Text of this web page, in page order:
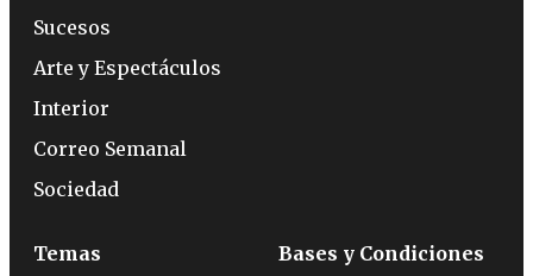
Sucesos
Arte y Espectáculos
Interior
Correo Semanal
Sociedad
Temas
Bases y Condiciones